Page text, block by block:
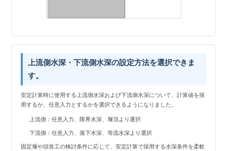
上流側水深・下流側水深の設定方法を選択できま
す。
安定計算時に使用する上流側水深および下流側水深について、計算値を採
用するか、任意入力とするかを選択できるようになりました。
上流側：任意入力、限界水深、堰頂より選択
下流側：任意入力、落下水深、等流水深より選択
固定堰や頭首工の検討条件に応じて、安定計算で採用する水深条件を柔軟